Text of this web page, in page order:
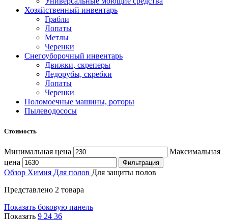
Хозяйственный инвентарь
Грабли
Лопаты
Метлы
Черенки
Снегоуборочный инвентарь
Движки, скреперы
Ледорубы, скребки
Лопаты
Черенки
Поломоечные машины, роторы
Пылеводососы
Стоимость
Минимальная цена
Максимальная
цена
Фильтрация
Обзор Химия Для полов Для защиты полов
Представлено 2 товара
Показать боковую панель
Показать 9 24 36